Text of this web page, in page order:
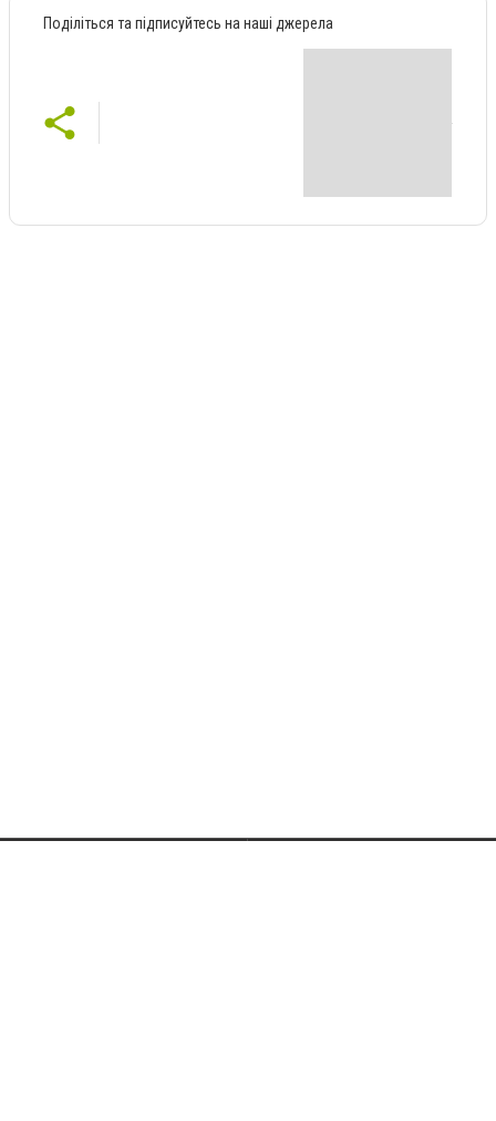
Поділіться та підписуйтесь на наші джерела